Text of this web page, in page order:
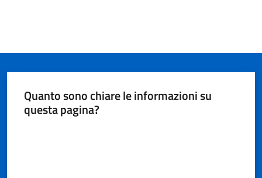
Quanto sono chiare le informazioni su
questa pagina?